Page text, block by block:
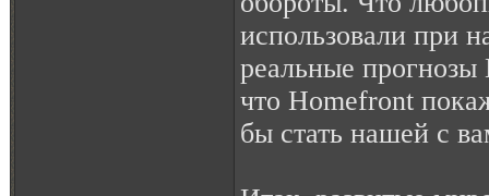
использовали при
реальные
что Homefront
бы стать нашей с